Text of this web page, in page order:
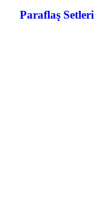
Paraflaş Setleri